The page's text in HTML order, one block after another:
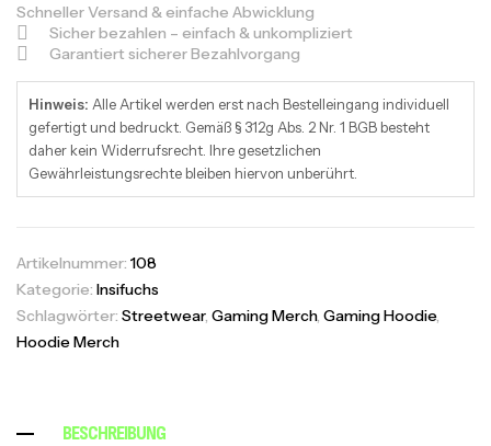
Schneller Versand & einfache Abwicklung
Sicher bezahlen – einfach & unkompliziert
Garantiert sicherer Bezahlvorgang
Hinweis: Alle Artikel werden erst nach Bestelleingang individuell
gefertigt und bedruckt. Gemäß § 312g Abs. 2 Nr. 1 BGB besteht
daher kein Widerrufsrecht. Ihre gesetzlichen
Gewährleistungsrechte bleiben hiervon unberührt.
Artikelnummer: 108
Kategorie: Insifuchs
Schlagwörter: Streetwear, Gaming Merch, Gaming Hoodie,
Hoodie Merch
BESCHREIBUNG